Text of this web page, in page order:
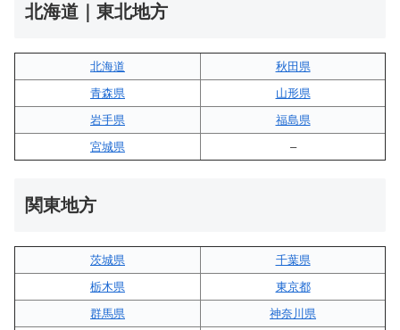
北海道｜東北地方
北海道
秋田県
青森県
山形県
岩手県
福島県
宮城県
–
関東地方
茨城県
千葉県
栃木県
東京都
群馬県
神奈川県